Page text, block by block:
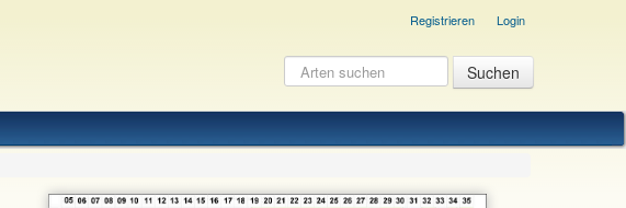
Registrieren Login